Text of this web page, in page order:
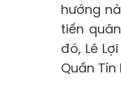
hướng
tiến
đó, Lê
Quần